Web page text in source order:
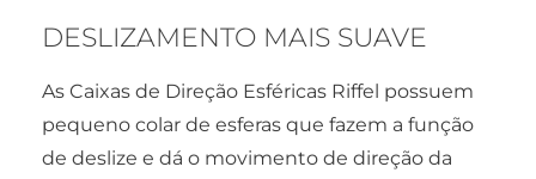
DESLIZAMENTO MAIS SUAVE
As Caixas de Direção Esféricas Riffel possuem
pequeno colar de esferas que fazem a função
de deslize e dá o movimento de direção da